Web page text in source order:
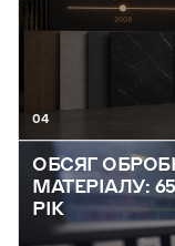
04
ОБСЯГ
МАТЕРІАЛУ:
РІК